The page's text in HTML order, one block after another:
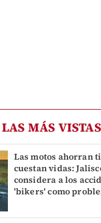
LAS MÁS VISTAS
Las motos ahorran
cuestan vidas:
considera a los
'bikers' como